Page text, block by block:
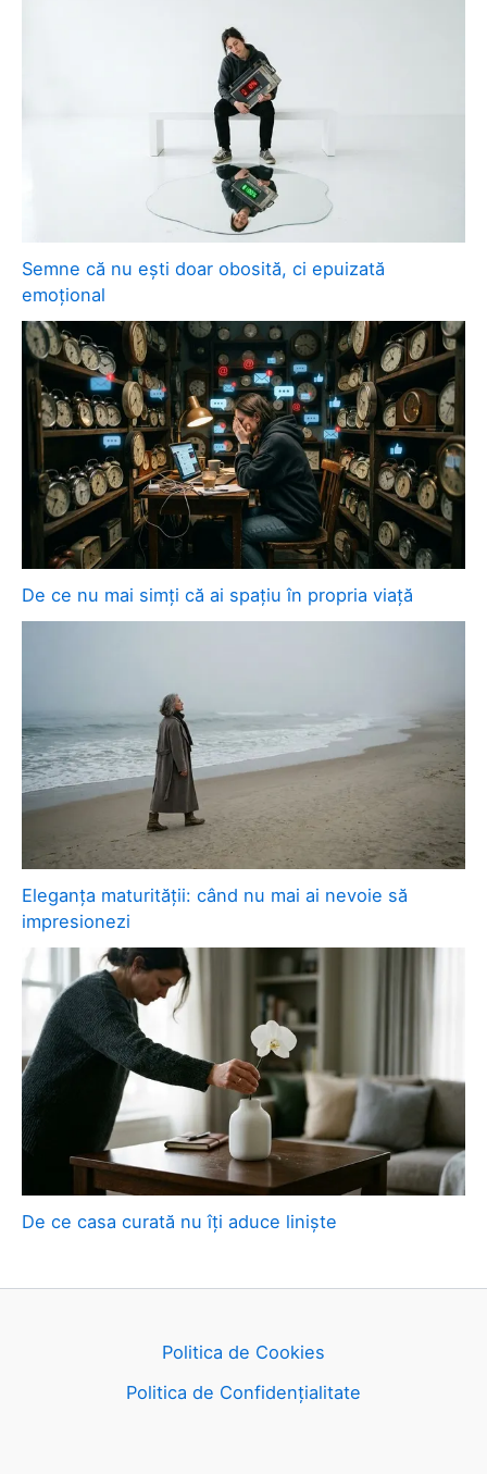
Semne că nu ești doar obosită, ci epuizată
emoțional
De ce nu mai simți că ai spațiu în propria viață
Eleganța maturității: când nu mai ai nevoie să
impresionezi
De ce casa curată nu îți aduce liniște
Politica de Cookies
Politica de Confidențialitate